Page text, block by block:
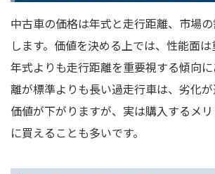
中古車の価格は年式と走行距離、市場
します。価値を決める上では、性能面は
年式よりも走行距離を重要視する傾向
離が標準よりも長い過走行車は、劣化
価値が下がりますが、実は購入するメ
に買えることも多いです。